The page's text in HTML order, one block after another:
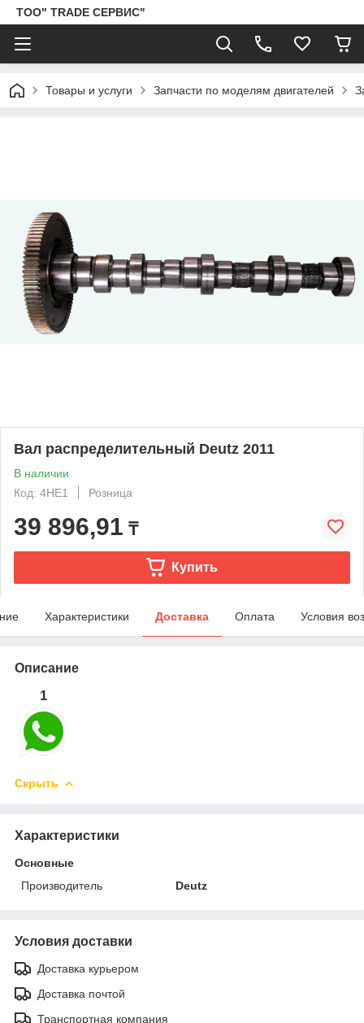
ТОО" TRADE СЕРВИС"
Товары и услуги Запчасти по моделям двигателей
Вал распределительный Deutz 2011
В наличии
Код: 4HE1
Розница
39 896,91 ₸
Купить
Характеристики Доставка Оплата Условия
Описание
1
Скрыть
Характеристики
Основные
Производитель
Deutz
Условия доставки
Доставка курьером
Доставка почтой
Транспортная компания